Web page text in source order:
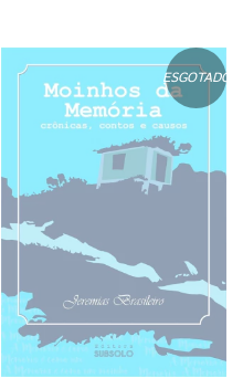
ESGOTADO